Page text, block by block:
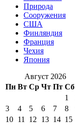
Природа
Сооружения
США
Финляндия
Франция
Чехия
Япония
Август 2026
Пн Вт Ср Чт Пт Сб
1
3
4 5 6 7 8
10 11 12 13 14 15